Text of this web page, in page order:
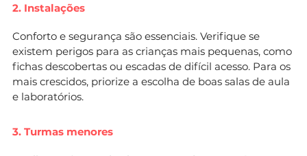
2. Instalações
Conforto e segurança são essenciais. Verifique se
existem perigos para as crianças mais pequenas, como
fichas descobertas ou escadas de difícil acesso. Para os
mais crescidos, priorize a escolha de boas salas de aula
e laboratórios.
3. Turmas menores